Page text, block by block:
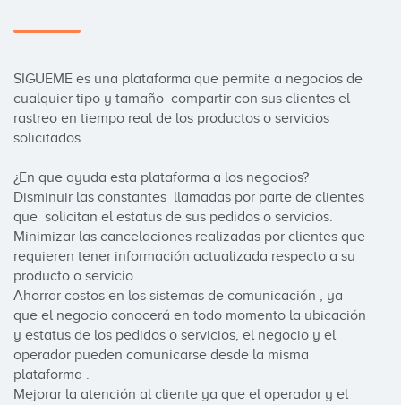
SIGUEME es una plataforma que permite a negocios de
cualquier tipo y tamaño  compartir con sus clientes el
rastreo en tiempo real de los productos o servicios
solicitados.
¿En que ayuda esta plataforma a los negocios?
Disminuir las constantes  llamadas por parte de clientes
que  solicitan el estatus de sus pedidos o servicios.
Minimizar las cancelaciones realizadas por clientes que
requieren tener información actualizada respecto a su
producto o servicio.
Ahorrar costos en los sistemas de comunicación , ya
que el negocio conocerá en todo momento la ubicación
y estatus de los pedidos o servicios, el negocio y el
operador pueden comunicarse desde la misma
plataforma .
Mejorar la atención al cliente ya que el operador y el